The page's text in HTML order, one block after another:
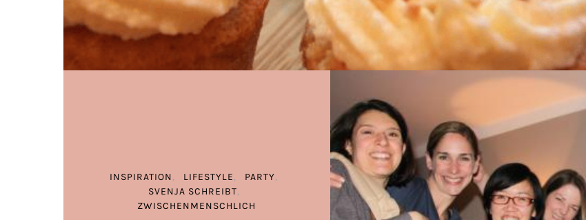
INSPIRATION LIFESTYLE
PARTY
SVENJA SCHREIBT
ZWISCHENMENSCHLICH